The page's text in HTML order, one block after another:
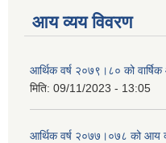
आय व्यय विवरण
आर्थिक वर्ष २०७९।८० को
मिति: 09/11/2023 - 13:05
आर्थिक वर्ष २०७७।०७८ को आय